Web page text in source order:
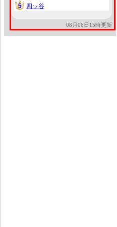
5
5 四ッ谷
08月06日15時更新